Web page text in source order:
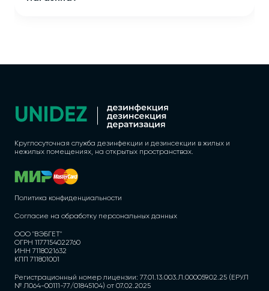
Круглосуточная служба дезинфекции и дезинсекции в жилых и
нежилых помещениях, на открытых пространствах.
Политика конфиденциальности
Согласие на обработку персональных данных
ООО "ВЭБГЕТ"
ОГРН 1177154022760
ИНН 7118021632
КПП 711801001
Регистрационный номер лицензии: 77.01.13.003.Л.000059.02.25 (ЕРУЛ
№ Л064-00111-77/01845104) от 07.02.2025